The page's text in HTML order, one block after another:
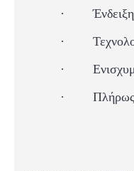
·
·
·
·
Πλήρως